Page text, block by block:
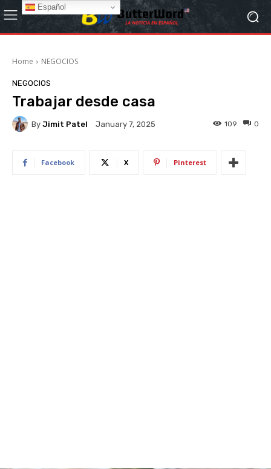
Home NEGOCIOS
NEGOCIOS
Trabajar desde casa
By Jimit Patel January 7, 2025 0
109
Facebook X Pinterest
Español